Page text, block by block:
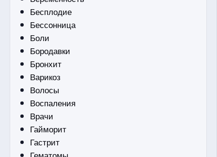
Бесплодие
Бессонница
Боли
Бородавки
Бронхит
Варикоз
Волосы
Воспаления
Врачи
Гайморит
Гастрит